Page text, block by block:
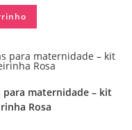
para maternidade – kit
Rosa